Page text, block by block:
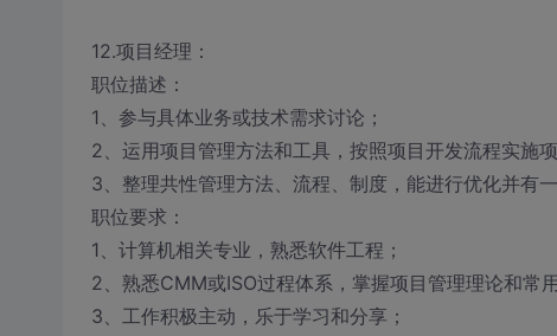
12.项目经理：
职位描述：
1、参与具体业务或技术需求讨论；
2、运用项目管理方法和工具，按照项目开发流程实施项
3、整理共性管理方法、流程、制度，能进行优化并有
职位要求：
1、计算机相关专业，熟悉软件工程；
2、熟悉CMM或ISO过程体系，掌握项目管理理论和常
3、工作积极主动，乐于学习和分享；